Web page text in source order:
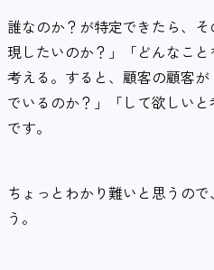
誰なのか？が特定できたら、
現したいのか？」「どんなこ
考える。すると、顧客の顧客
でいるのか？」「して欲しい
です。
ちょっとわかり難いと思うの
う。